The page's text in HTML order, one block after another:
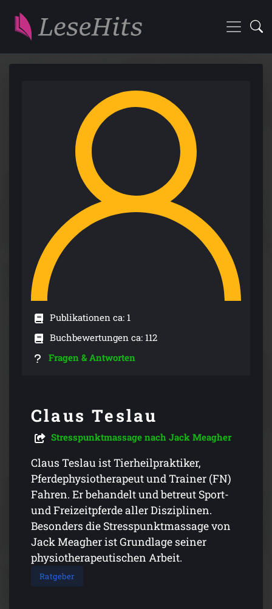
Publikationen ca: 1
Buchbewertungen ca: 112
Fragen & Antworten
Claus Teslau
Stresspunktmassage nach Jack Meagher
Claus Teslau ist Tierheilpraktiker,
Pferdephysiotherapeut und Trainer (FN)
Fahren. Er behandelt und betreut Sport-
und Freizeitpferde aller Disziplinen.
Besonders die Stresspunktmassage von
Jack Meagher ist Grundlage seiner
physiotherapeutischen Arbeit.
Ratgeber